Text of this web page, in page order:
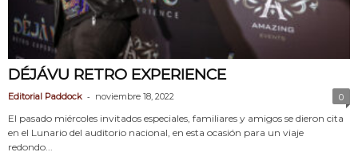
DÉJÁVU RETRO EXPERIENCE
Editorial Paddock - noviembre 18, 2022 0
El pasado miércoles invitados especiales, familiares y amigos se dieron cita
en el Lunario del auditorio nacional, en esta ocasión para un viaje
redondo...